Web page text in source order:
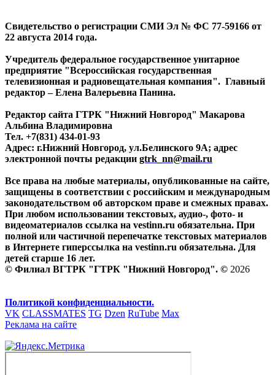
Свидетельство о регистрации СМИ Эл № ФС 77-59166 от
22 августа 2014 года.
Учредитель федеральное государственное унитарное
предприятие "Всероссийская государственная
телевизионная и радиовещательная компания". Главный
редактор – Елена Валерьевна Панина.
Редактор сайта ГТРК "Нижний Новгород" Макарова
Альбина Владимировна
Тел. +7(831) 434-01-93
Адрес: г.Нижний Новгород, ул.Белинского 9А; адрес
электронной почты редакции gtrk_nn@mail.ru
Все права на любые материалы, опубликованные на сайте,
защищены в соответствии с российским и международным
законодательством об авторском праве и смежных правах.
При любом использовании текстовых, аудио-, фото- и
видеоматериалов ссылка на vestinn.ru обязательна. При
полной или частичной перепечатке текстовых материалов
в Интернете гиперссылка на vestinn.ru обязательна. Для
детей старше 16 лет.
© Филиал ВГТРК "ГТРК "Нижний Новгород". © 2026
Политикой конфиденциальности.
VK CLASSMATES TG Dzen RuTube Max
Реклама на сайте